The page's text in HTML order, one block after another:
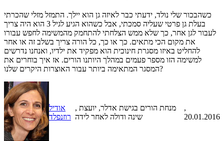
כשהבכור שלי נולד, ידעתי כבר לאיזה גן הוא יילך. התמזל מזלי שהכרתי
בעלת גן פרטי שעליה סמכתי, אבל כשהוא הגיע לגיל 3 הוא היה צריך
לעבור לגן אחר, כך שלא ממש הצלחתי להתחמק מהמשימה לחפש עבורו
את מקום הכי מתאים. כך או כך, כל הורה צריך בשלב זה או אחר
להחליט באיזו מסגרת חינוכית הוא מפקיד את ילדיו, ואנחנו נדרשים
למשימה הזו מספר פעמים במהלך היותנו הורים. אז איך בוחרים את
המסגר המתאימה ביותר עבור האוצרות היקרים שלנו?
אודיל
רוזנפלד
, מנחת הורים בגישת אדלר, יועצת
שינה ודולה לאחר לידה
,
20.01.2016